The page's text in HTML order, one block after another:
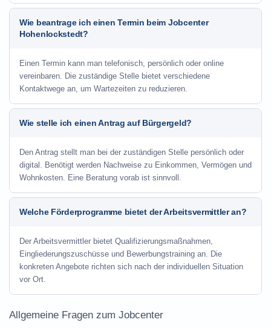
Wie beantrage ich einen Termin beim Jobcenter
Hohenlockstedt?
Einen Termin kann man telefonisch, persönlich oder online
vereinbaren. Die zuständige Stelle bietet verschiedene
Kontaktwege an, um Wartezeiten zu reduzieren.
Wie stelle ich einen Antrag auf Bürgergeld?
Den Antrag stellt man bei der zuständigen Stelle persönlich oder
digital. Benötigt werden Nachweise zu Einkommen, Vermögen und
Wohnkosten. Eine Beratung vorab ist sinnvoll.
Welche Förderprogramme bietet der Arbeitsvermittler an?
Der Arbeitsvermittler bietet Qualifizierungsmaßnahmen,
Eingliederungszuschüsse und Bewerbungstraining an. Die
konkreten Angebote richten sich nach der individuellen Situation
vor Ort.
Allgemeine Fragen zum Jobcenter